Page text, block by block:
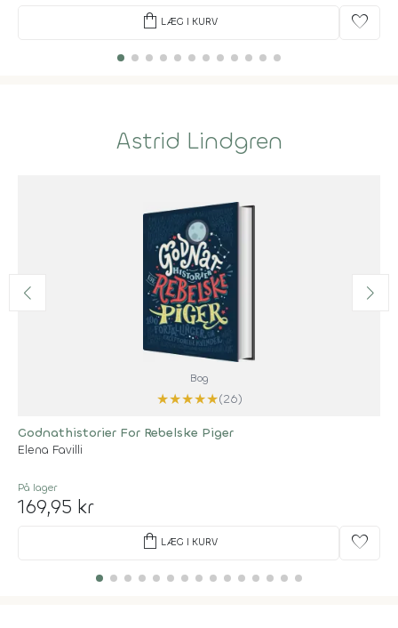
shopping_bag LÆG I KURV favorite
Astrid Lindgren
Bog
★★★★★(26)
Godnathistorier For Rebelske Piger
Elena Favilli
På lager
169,95 kr
shopping_bag LÆG I KURV favorite